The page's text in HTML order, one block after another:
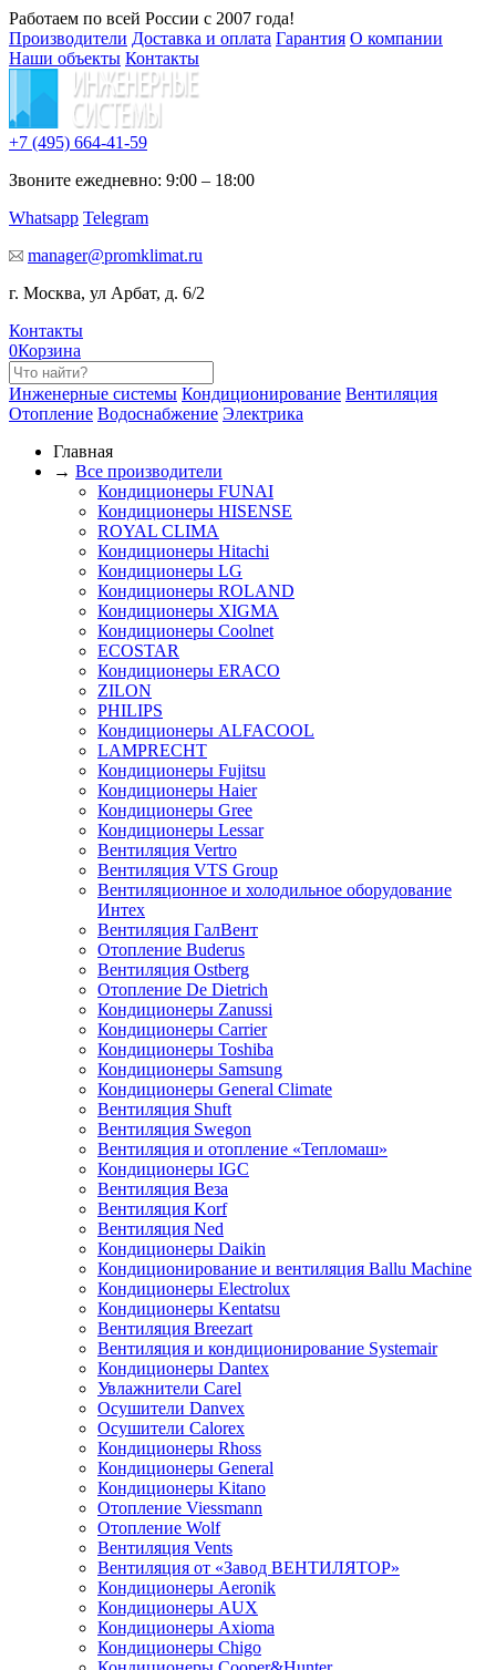
Работаем по всей России с 2007 года!
Производители Доставка и оплата Гарантия О компании
Наши объекты Контакты
+7 (495) 664-41-59
Звоните ежедневно: 9:00 – 18:00
Whatsapp Telegram
manager@promklimat.ru
г. Москва, ул Арбат, д. 6/2
Контакты
0Корзина
Инженерные системы Кондиционирование Вентиляция
Отопление Водоснабжение Электрика
Главная
→ Все производители
Кондиционеры FUNAI
Кондиционеры HISENSE
ROYAL CLIMA
Кондиционеры Hitachi
Кондиционеры LG
Кондиционеры ROLAND
Кондиционеры XIGMA
Кондиционеры Coolnet
ECOSTAR
Кондиционеры ERACO
ZILON
PHILIPS
Кондиционеры ALFACOOL
LAMPRECHT
Кондиционеры Fujitsu
Кондиционеры Haier
Кондиционеры Gree
Кондиционеры Lessar
Вентиляция Vertro
Вентиляция VTS Group
Вентиляционное и холодильное оборудование
Интех
Вентиляция ГалВент
Отопление Buderus
Вентиляция Ostberg
Отопление De Dietrich
Кондиционеры Zanussi
Кондиционеры Carrier
Кондиционеры Toshiba
Кондиционеры Samsung
Кондиционеры General Climate
Вентиляция Shuft
Вентиляция Swegon
Вентиляция и отопление «Тепломаш»
Кондиционеры IGC
Вентиляция Веза
Вентиляция Korf
Вентиляция Ned
Кондиционеры Daikin
Кондиционирование и вентиляция Ballu Machine
Кондиционеры Electrolux
Кондиционеры Kentatsu
Вентиляция Breezart
Вентиляция и кондиционирование Systemair
Кондиционеры Dantex
Увлажнители Carel
Осушители Danvex
Осушители Calorex
Кондиционеры Rhoss
Кондиционеры General
Кондиционеры Kitano
Отопление Viessmann
Отопление Wolf
Вентиляция Vents
Вентиляция от «Завод ВЕНТИЛЯТОР»
Кондиционеры Aeronik
Кондиционеры AUX
Кондиционеры Axioma
Кондиционеры Chigo